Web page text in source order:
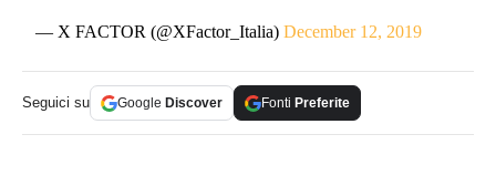
— X FACTOR (@XFactor_Italia)December 12, 2019
Seguici su Google Discover Fonti Preferite